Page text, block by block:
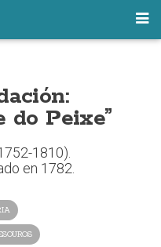
do Peixe”
1810).
en 1782.